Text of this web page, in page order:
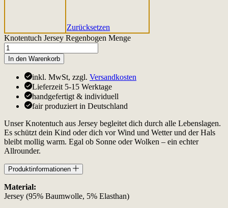
Zurücksetzen
Knotentuch Jersey Regenbogen Menge
In den Warenkorb
inkl. MwSt, zzgl. Versandkosten
Lieferzeit 5-15 Werktage
handgefertigt & individuell
fair produziert in Deutschland
Unser Knotentuch aus Jersey begleitet dich durch alle Lebenslagen.
Es schützt dein Kind oder dich vor Wind und Wetter und der Hals
bleibt mollig warm. Egal ob Sonne oder Wolken – ein echter
Allrounder.
Produktinformationen
Material:
Jersey (95% Baumwolle, 5% Elasthan)